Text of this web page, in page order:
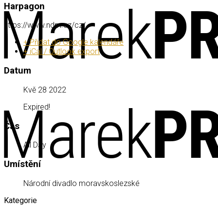
Harpagon
https://www.ndm.cz/cz/
+ Přidat do Google kalendáře
+ iCal / Outlook export
Datum
Kvě 28 2022
Expired!
Čas
All Day
Umístění
Národní divadlo moravskoslezské
Kategorie